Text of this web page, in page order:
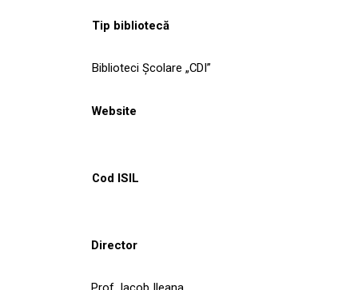
Tip bibliotecă
Biblioteci Școlare „CDI”
Website
Cod ISIL
Director